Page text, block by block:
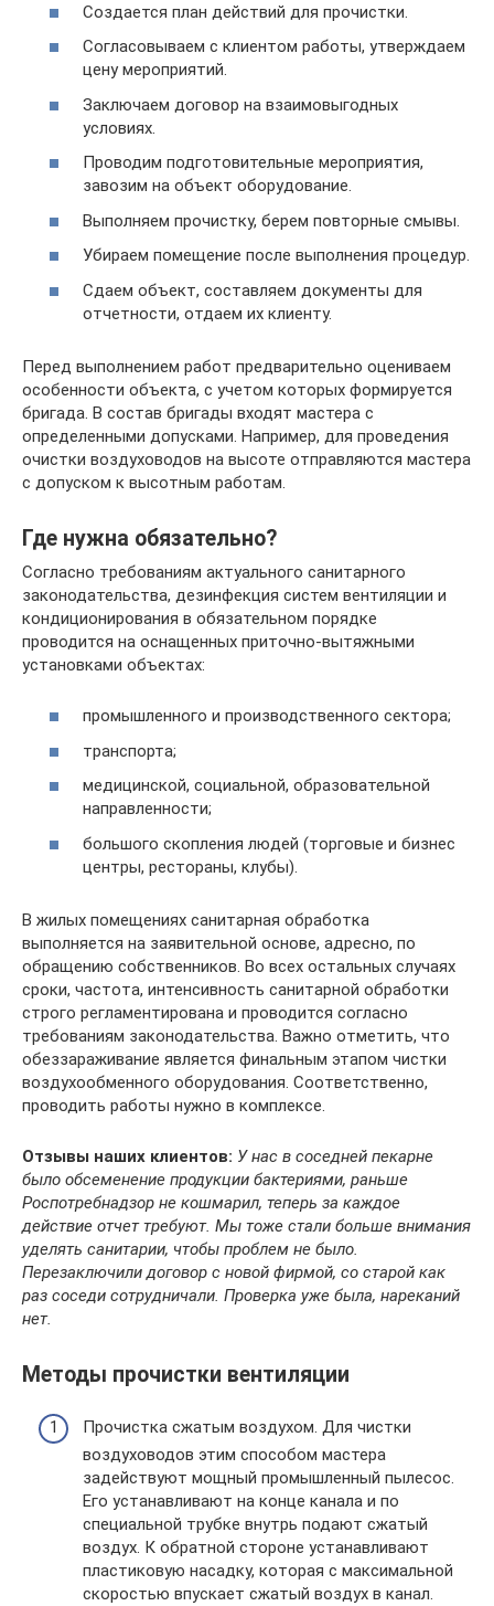
Создается план действий для прочистки.
Согласовываем с клиентом работы, утверждаем
цену мероприятий.
Заключаем договор на взаимовыгодных
условиях.
Проводим подготовительные мероприятия,
завозим на объект оборудование.
Выполняем прочистку, берем повторные смывы.
Убираем помещение после выполнения процедур.
Сдаем объект, составляем документы для
отчетности, отдаем их клиенту.
Перед выполнением работ предварительно оцениваем
особенности объекта, с учетом которых формируется
бригада. В состав бригады входят мастера с
определенными допусками. Например, для проведения
очистки воздуховодов на высоте отправляются мастера
с допуском к высотным работам.
Где нужна обязательно?
Согласно требованиям актуального санитарного
законодательства, дезинфекция систем вентиляции и
кондиционирования в обязательном порядке
проводится на оснащенных приточно-вытяжными
установками объектах:
промышленного и производственного сектора;
транспорта;
медицинской, социальной, образовательной
направленности;
большого скопления людей (торговые и бизнес
центры, рестораны, клубы).
В жилых помещениях санитарная обработка
выполняется на заявительной основе, адресно, по
обращению собственников. Во всех остальных случаях
сроки, частота, интенсивность санитарной обработки
строго регламентирована и проводится согласно
требованиям законодательства. Важно отметить, что
обеззараживание является финальным этапом чистки
воздухообменного оборудования. Соответственно,
проводить работы нужно в комплексе.
Отзывы наших клиентов: У нас в соседней пекарне
было обсеменение продукции бактериями, раньше
Роспотребнадзор не кошмарил, теперь за каждое
действие отчет требуют. Мы тоже стали больше внимания
уделять санитарии, чтобы проблем не было.
Перезаключили договор с новой фирмой, со старой как
раз соседи сотрудничали. Проверка уже была, нареканий
нет.
Методы прочистки вентиляции
Прочистка сжатым воздухом. Для чистки
воздуховодов этим способом мастера
задействуют мощный промышленный пылесос.
Его устанавливают на конце канала и по
специальной трубке внутрь подают сжатый
воздух. К обратной стороне устанавливают
пластиковую насадку, которая с максимальной
скоростью впускает сжатый воздух в канал.